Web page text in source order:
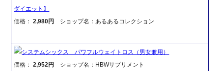
ダイエット】
価格：2,980円 ショップ名：あるあるコレクション
システムシックス パワフルウェイトロス（男女兼用）
価格：2,952円
ショップ名：HBWサプリメント